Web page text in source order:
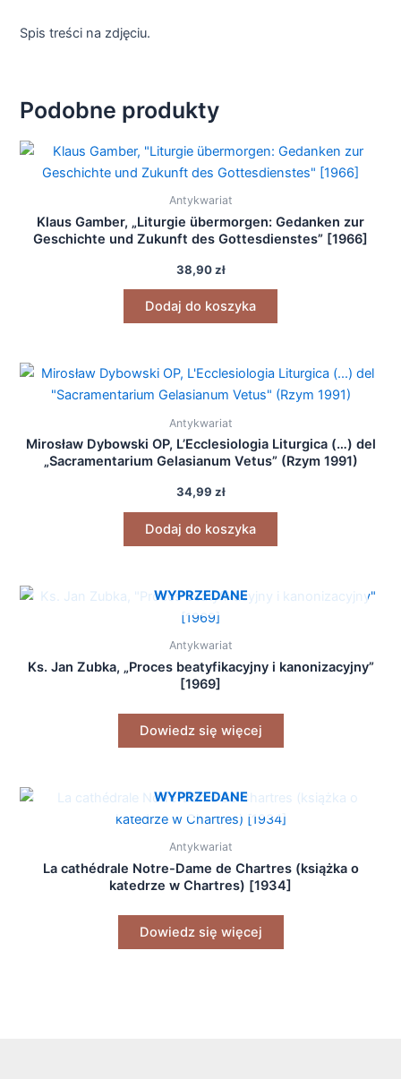
Spis treści na zdjęciu.
Podobne produkty
Antykwariat
Klaus Gamber, „Liturgie übermorgen: Gedanken zur
Geschichte und Zukunft des Gottesdienstes” [1966]
38,90zł
Dodaj do koszyka
Antykwariat
Mirosław Dybowski OP, L’Ecclesiologia Liturgica (…) del
„Sacramentarium Gelasianum Vetus” (Rzym 1991)
34,99 zł
Dodaj do koszyka
WYPRZEDANE
Antykwariat
Ks. Jan Zubka, „Proces beatyfikacyjny i kanonizacyjny”
[1969]
Dowiedz się więcej
WYPRZEDANE
Antykwariat
La cathédrale Notre-Dame de Chartres (książka o
katedrze w Chartres) [1934]
Dowiedz się więcej